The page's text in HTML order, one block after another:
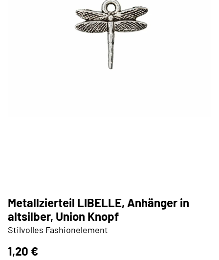
Metallzierteil LIBELLE, Anhänger in
altsilber, Union Knopf
Stilvolles Fashionelement
1,20 €